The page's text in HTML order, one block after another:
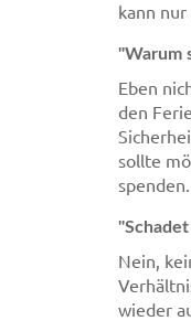
kann
"Warum
Eben
den
sollte
spenden.
Nein,
wieder